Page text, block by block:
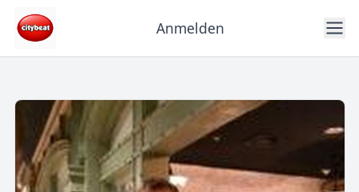
Anmelden